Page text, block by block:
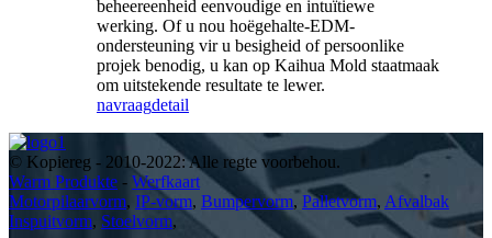
beheereenheid eenvoudige en intuïtiewe
werking. Of u nou hoëgehalte-EDM-
ondersteuning vir u besigheid of persoonlike
projek benodig, u kan op Kaihua Mold staatmaak
om uitstekende resultate te lewer.
navraagdetail
© Kopiereg - 2010-2022: Alle regte voorbehou.
Warm Produkte - Werfkaart
Motorpilaarvorm, IP-vorm, Bumpervorm, Palletvorm, Afvalbak
Inspuitvorm, Stoelvorm,